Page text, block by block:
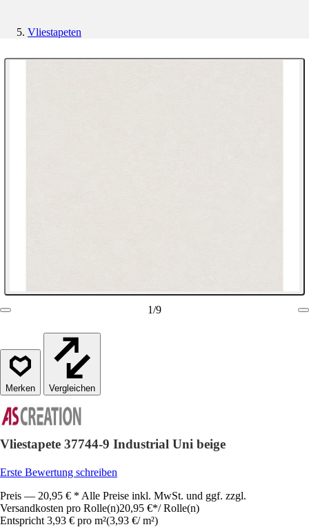
Vliestapeten
1/9
Vergleichen
Vliestapete 37744-9 Industrial Uni beige
Erste Bewertung schreiben
Preis — 20,95 € * Alle Preise inkl. MwSt. und ggf. zzgl.
Versandkosten pro Rolle(n)20,95 €*/ Rolle(n)
Entspricht 3,93 € pro m²(3,93 €/ m²)